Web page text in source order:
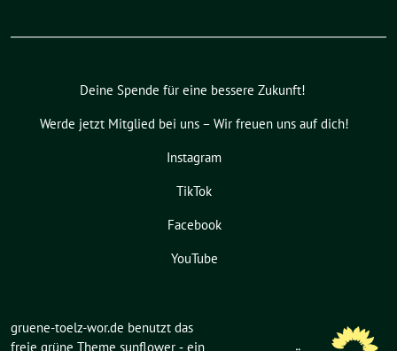
Deine Spende für eine bessere Zukunft!
Werde jetzt Mitglied bei uns – Wir freuen uns auf dich!
Instagram
TikTok
Facebook
YouTube
gruene-toelz-wor.de benutzt das
freie grüne Theme sunflower ‐ ein